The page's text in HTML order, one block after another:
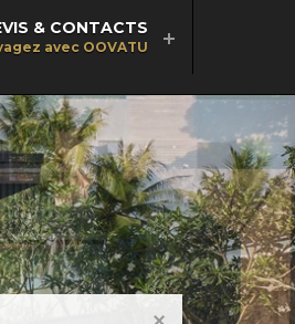
& CONTACTS
avec OOVATU